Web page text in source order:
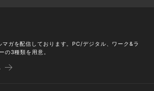
マガを配信しております。PC/デジタル、ワーク&ラ
の3種類を用意。